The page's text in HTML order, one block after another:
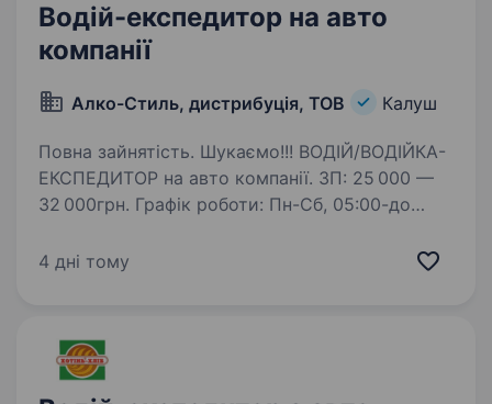
Водій-експедитор на авто
компанії
Алко-Стиль, дистрибуція, ТОВ Калуш
Повна зайнятість. Шукаємо!!! ВОДІЙ/ВОДІЙКА-
ЕКСПЕДИТОР на авто компанії. ЗП: 25 000 —
32 000грн. Графік роботи: Пн-Сб, 05:00-до
хлібної продукції хлібопекарні ''Височанка''
4 дні тому